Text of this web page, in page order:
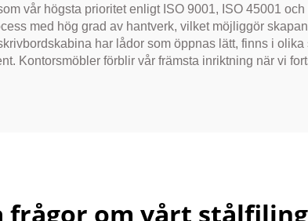
vår högsta prioritet enligt ISO 9001, ISO 45001
med hög grad av hantverk, vilket möjliggör
har lådor som öppnas lätt, finns i
Kontorsmöbler förblir vår främsta inriktning när vi
frågor om vårt